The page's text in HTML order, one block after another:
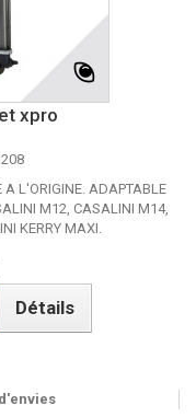
xpro
L'ORIGINE. ADAPTABLE
M12, CASALINI M14,
KERRY MAXI.
Détails